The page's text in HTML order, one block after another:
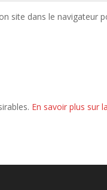
site dans le navigateur
En savoir plus sur